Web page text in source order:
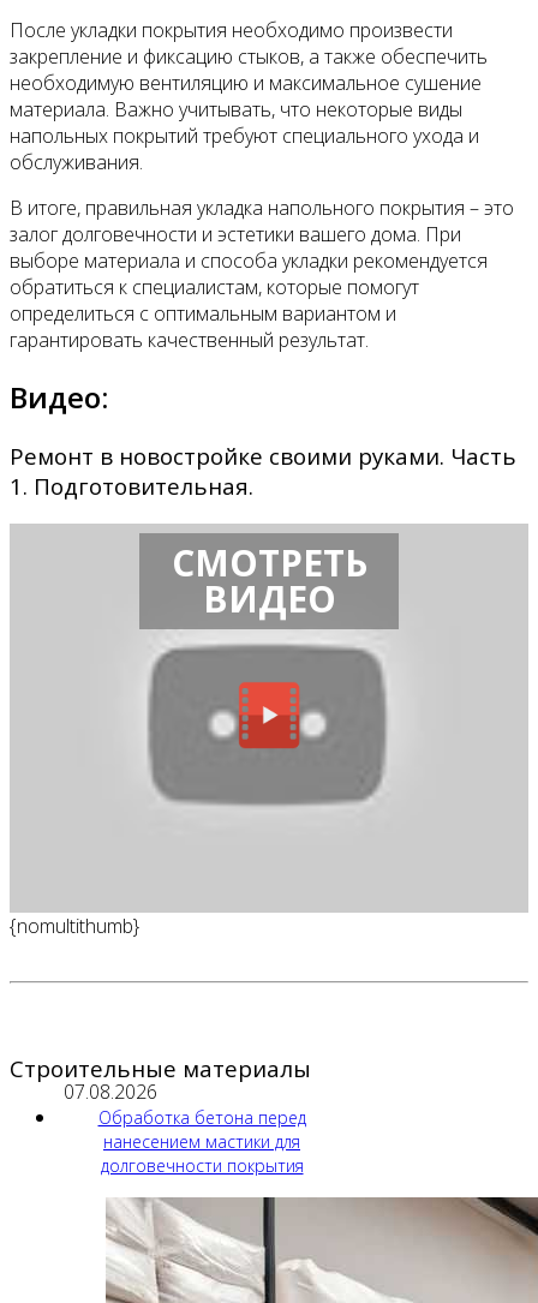
После укладки покрытия необходимо произвести
закрепление и фиксацию стыков, а также обеспечить
необходимую вентиляцию и максимальное сушение
материала. Важно учитывать, что некоторые виды
напольных покрытий требуют специального ухода и
обслуживания.
В итоге, правильная укладка напольного покрытия – это
залог долговечности и эстетики вашего дома. При
выборе материала и способа укладки рекомендуется
обратиться к специалистам, которые помогут
определиться с оптимальным вариантом и
гарантировать качественный результат.
Видео:
Ремонт в новостройке своими руками. Часть
1. Подготовительная.
СМОТРЕТЬ
ВИДЕО
{nomultithumb}
Строительные материалы
07.08.2026
Обработка бетона перед
нанесением мастики для
долговечности покрытия